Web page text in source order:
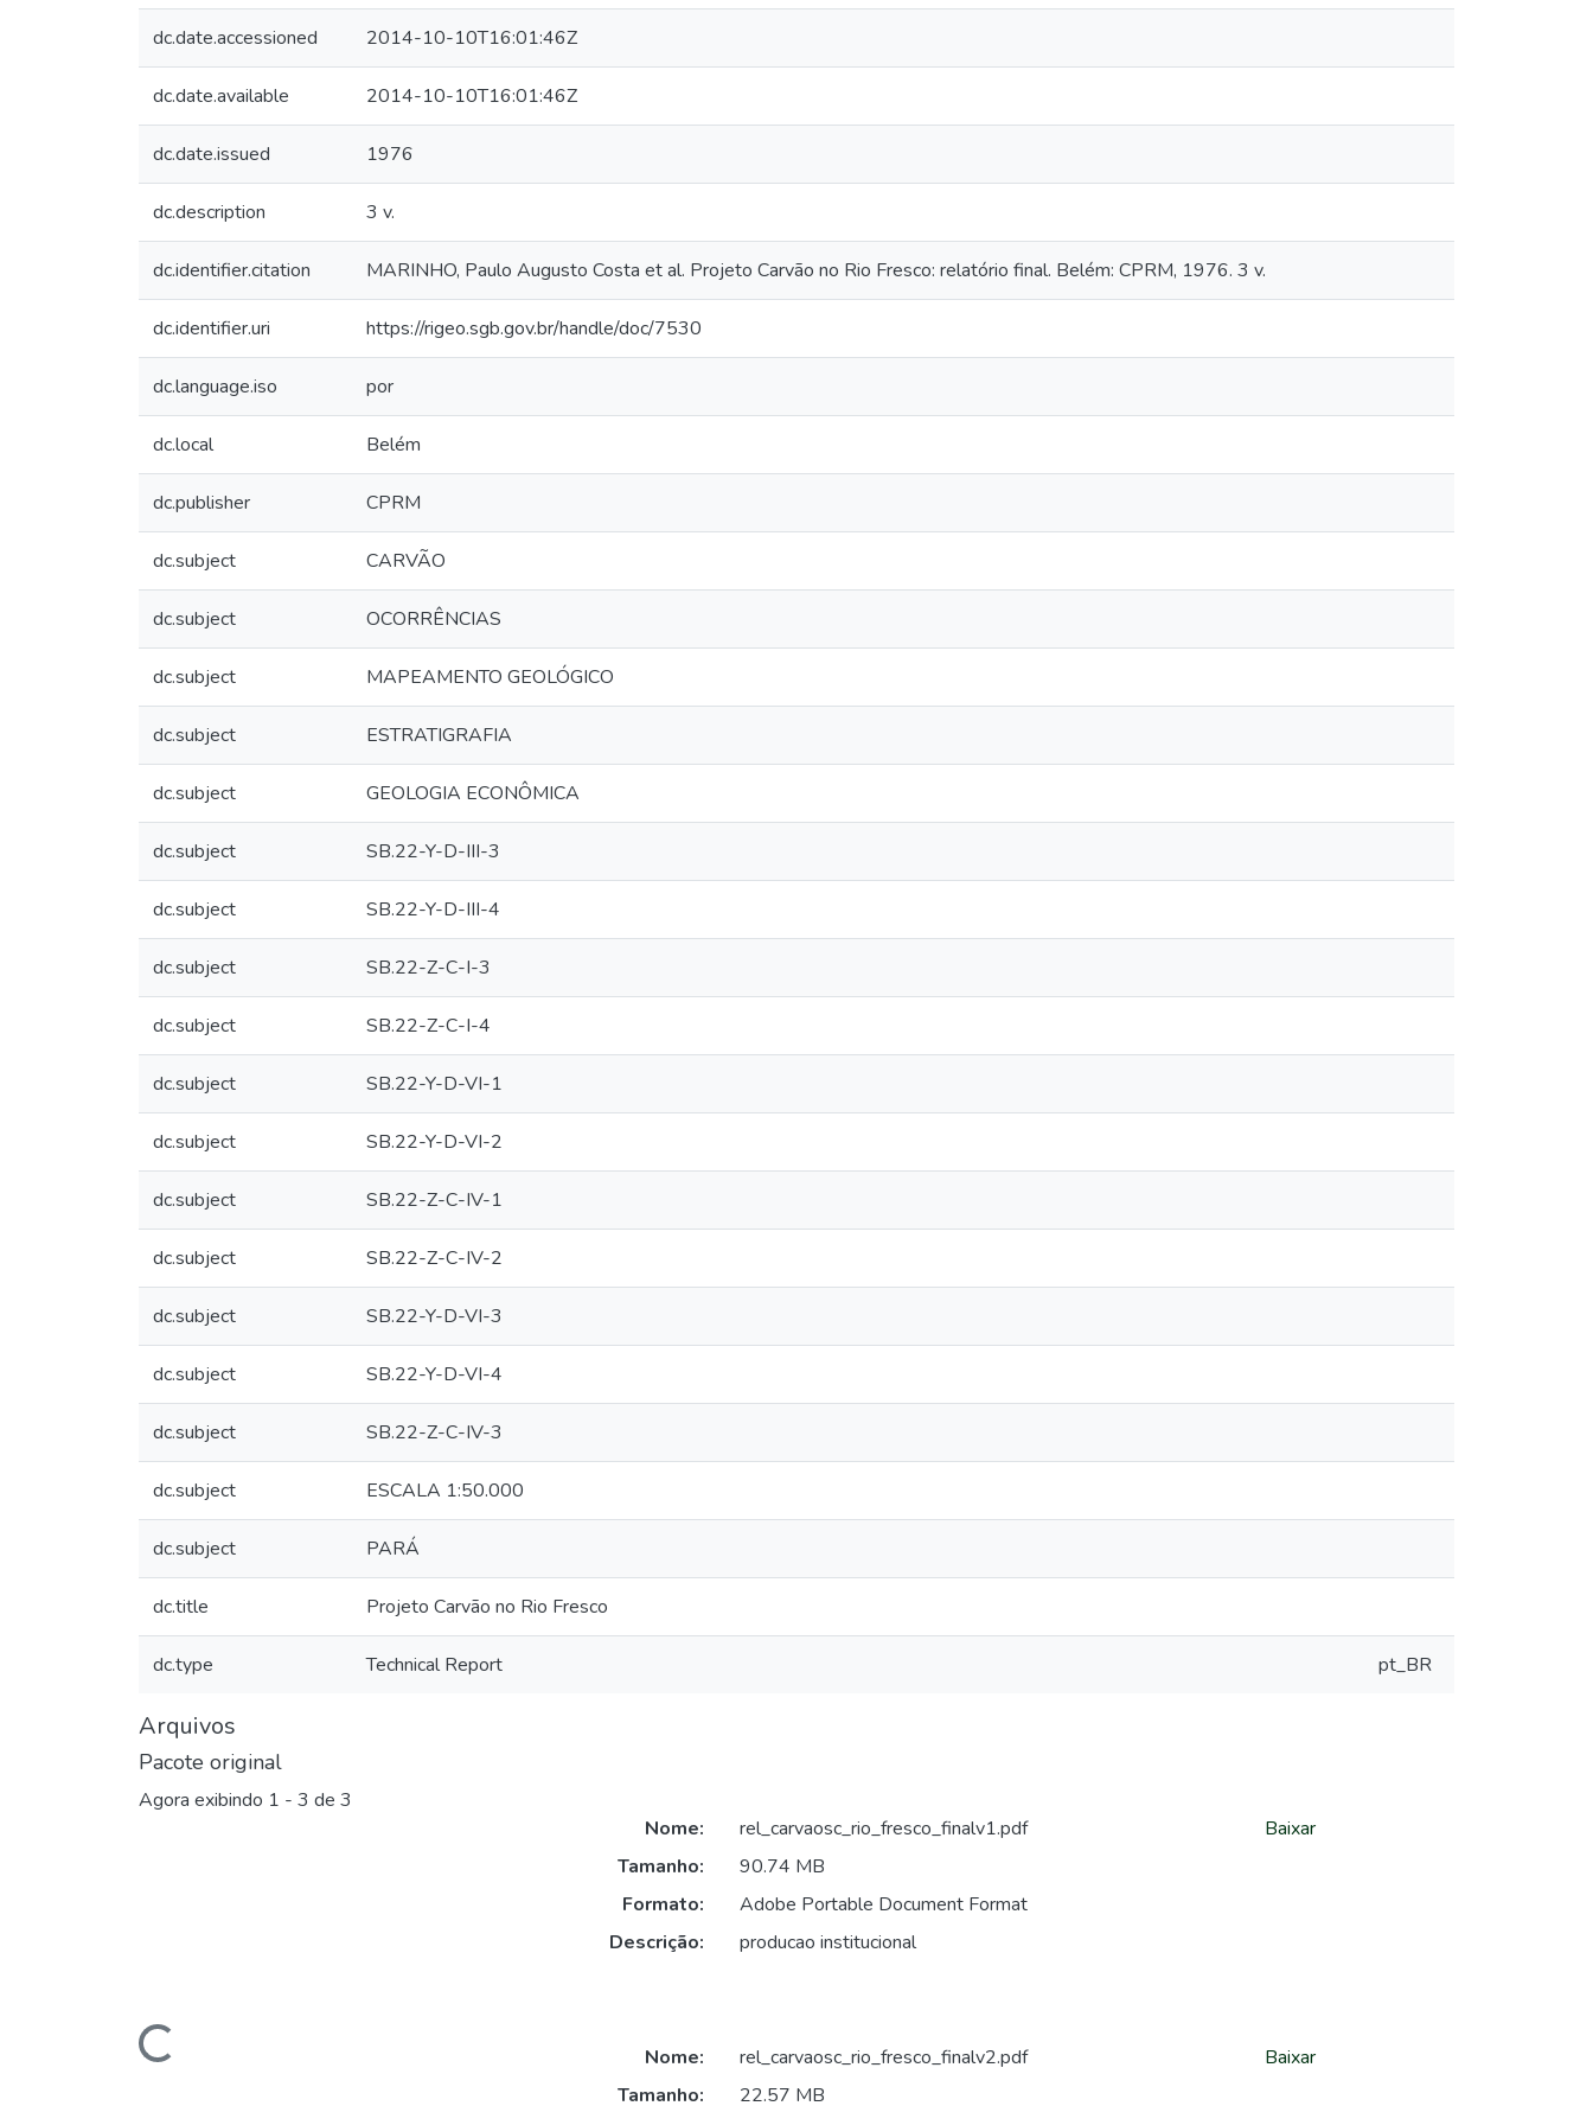
dc.date.accessioned 2014-10-10T16:01:46Z
dc.date.available 2014-10-10T16:01:46Z
dc.date.issued 1976
dc.description 3 v.
dc.identifier.citation MARINHO, Paulo Augusto Costa et al. Projeto Carvão no Rio Fresco: relatório final. Belém: CPRM, 1976. 3 v.
dc.identifier.uri https://rigeo.sgb.gov.br/handle/doc/7530
dc.language.iso por
dc.local Belém
dc.publisher CPRM
dc.subject CARVÃO
dc.subject OCORRÊNCIAS
dc.subject MAPEAMENTO GEOLÓGICO
dc.subject ESTRATIGRAFIA
dc.subject GEOLOGIA ECONÔMICA
dc.subject SB.22-Y-D-III-3
dc.subject SB.22-Y-D-III-4
dc.subject SB.22-Z-C-I-3
dc.subject SB.22-Z-C-I-4
dc.subject SB.22-Y-D-VI-1
dc.subject SB.22-Y-D-VI-2
dc.subject SB.22-Z-C-IV-1
dc.subject SB.22-Z-C-IV-2
dc.subject SB.22-Y-D-VI-3
dc.subject SB.22-Y-D-VI-4
dc.subject SB.22-Z-C-IV-3
dc.subject ESCALA 1:50.000
dc.subject PARÁ
dc.title Projeto Carvão no Rio Fresco
dc.type Technical Report pt_BR
Arquivos
Pacote original
Agora exibindo 1 - 3 de 3
Carregando...
Nome:
rel_carvaosc_rio_fresco_finalv1.pdf
Tamanho:
90.74 MB
Formato:
Adobe Portable Document Format
Descrição:
producao institucional
Baixar
Nome:
rel_carvaosc_rio_fresco_finalv2.pdf
Tamanho:
22.57 MB
Baixar